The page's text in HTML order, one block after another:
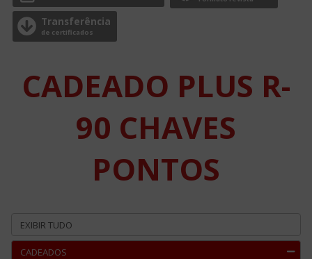
Transferência
de certificados
CADEADO PLUS R-
90 CHAVES
PONTOS
EXIBIR TUDO
CADEADOS